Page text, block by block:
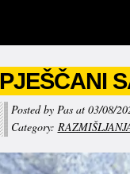
PJEŠČANI
Posted by Pas at 03/08/
Category: